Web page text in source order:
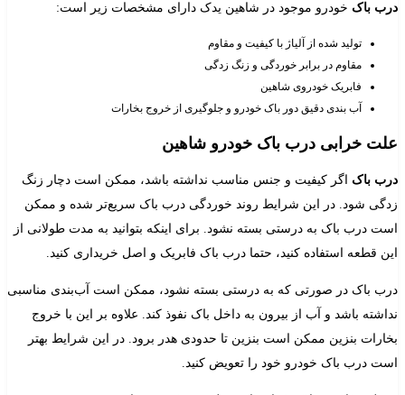
درب باک خودرو موجود در شاهین یدک دارای مشخصات زیر است:
تولید شده از آلیاژ با کیفیت و مقاوم
مقاوم در برابر خوردگی و زنگ زدگی
فابریک خودروی شاهین
آب بندی دقیق دور باک خودرو و جلوگیری از خروج بخارات
علت خرابی درب باک خودرو شاهین
درب باک اگر کیفیت و جنس مناسب نداشته باشد، ممکن است دچار زنگ
زدگی شود. در این شرایط روند خوردگی درب باک سریع‌تر شده و ممکن
است درب باک به درستی بسته نشود. برای اینکه بتوانید به مدت طولانی از
این قطعه استفاده کنید، حتما درب باک فابریک و اصل خریداری کنید.
درب باک در صورتی که به درستی بسته نشود، ممکن است آب‌بندی مناسبی
نداشته باشد و آب از بیرون به داخل باک نفوذ کند. علاوه بر این با خروج
بخارات بنزین ممکن است بنزین تا حدودی هدر برود. در این شرایط بهتر
است درب باک خودرو خود را تعویض کنید.